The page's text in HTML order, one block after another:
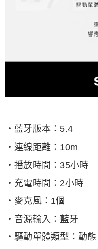
‧藍牙版本： 5.4
‧連線距離： 10m
‧播放時間： 35小時
‧充電時間： 2小時
‧麥克風： 1個
‧音源輸入：藍牙
‧驅動單體類型：動態